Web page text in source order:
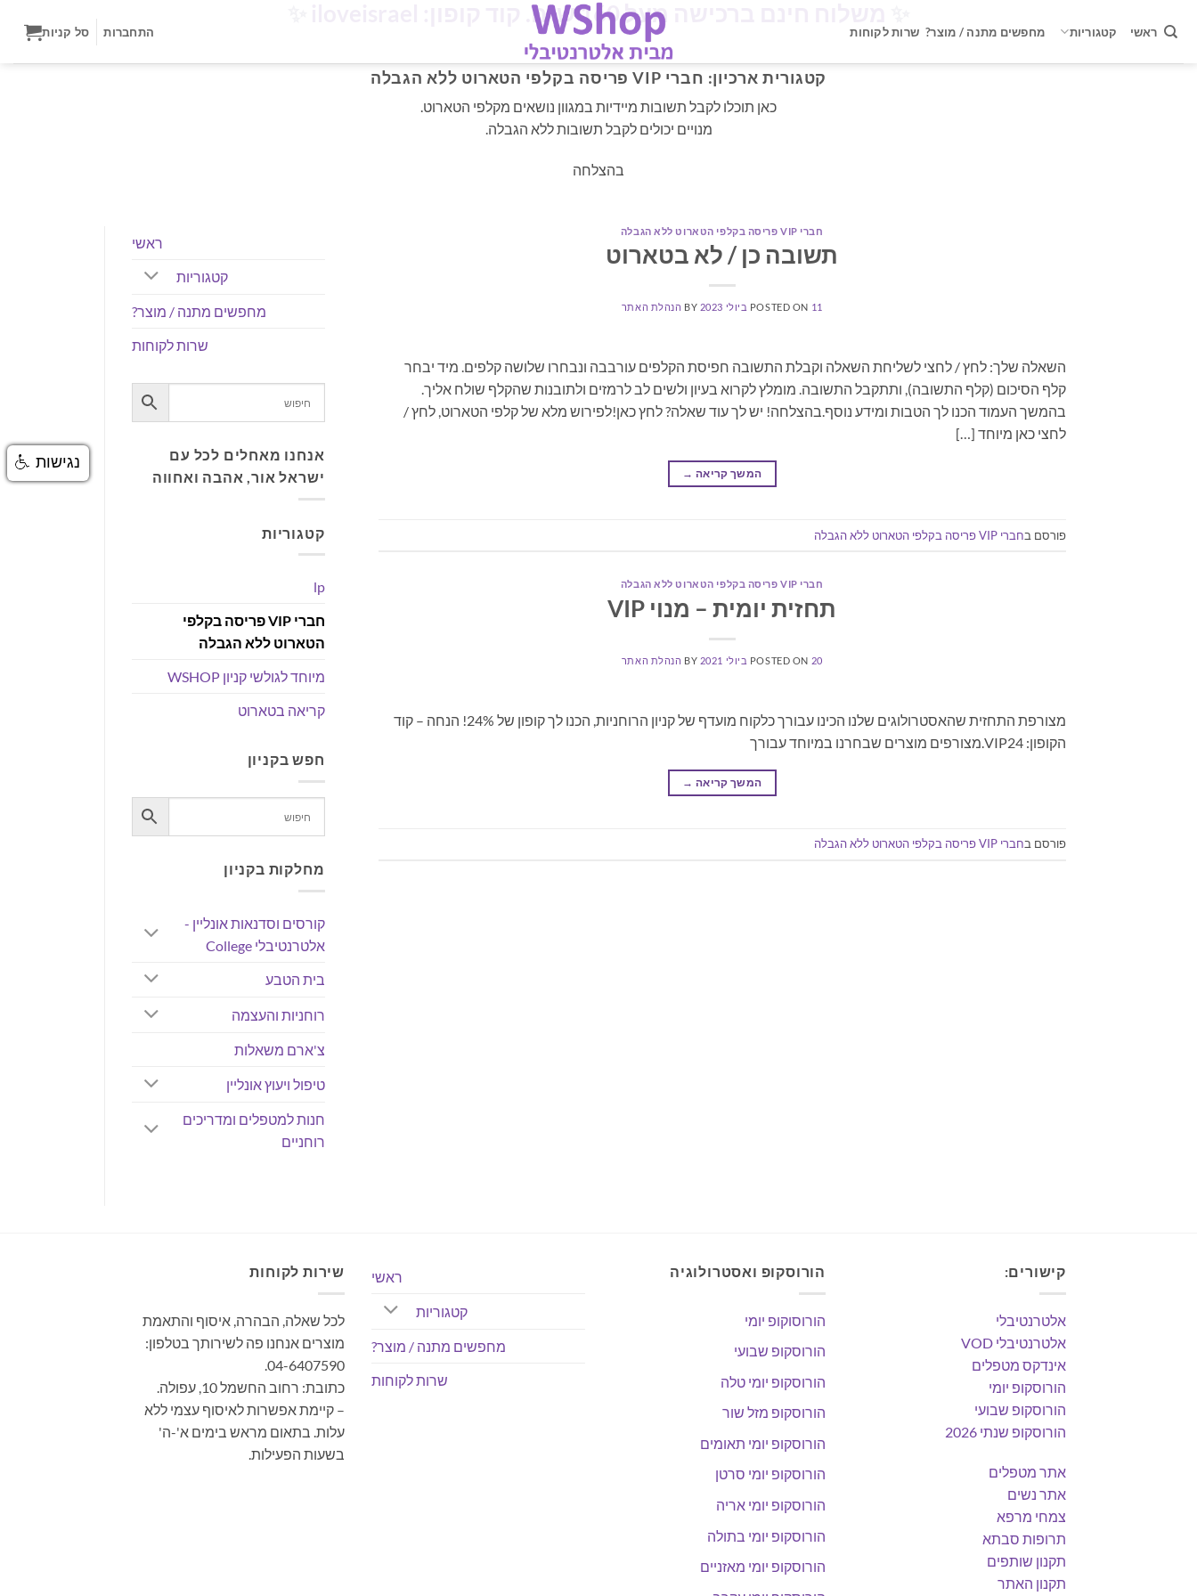
ראשי קטגוריות מחפשים מתנה / מוצר? שרות לקוחות התחברות סל קניות
משלוח חינם ברכישה מעל 160 ש"ח. קוד קופון: iloveisrael
קטגורית ארכיון: חברי VIP פריסה בקלפי הטארוט ללא הגבלה
כאן תוכלו לקבל תשובות מיידיות במגוון נושאים מקלפי הטארוט.
מנויים יכולים לקבל תשובות ללא הגבלה.
בהצלחה
חברי VIP פריסה בקלפי הטארוט ללא הגבלה
תשובה כן / לא בטארוט
POSTED ON 11 ביולי 2023 BY הנהלת האתר
השאלה שלך: לחץ / לחצי לשליחת השאלה וקבלת התשובה חפיסת הקלפים עורבבה ונבחרו שלושה קלפים. מיד יבחר
קלף הסיכום (קלף התשובה), ותתקבל התשובה. מומלץ לקרוא בעיון ולשים לב לרמזים ולתובנות שהקלף שולח אליך.
בהמשך העמוד הכנו לך הטבות ומידע נוסף.בהצלחה! יש לך עוד שאלה? לחץ כאן!לפירוש מלא של קלפי הטארוט, לחץ /
לחצי כאן מיוחד […]
המשך קריאה →
פורסם בחברי VIP פריסה בקלפי הטארוט ללא הגבלה
חברי VIP פריסה בקלפי הטארוט ללא הגבלה
תחזית יומית – מנוי VIP
POSTED ON 20 ביולי 2021 BY הנהלת האתר
מצורפת התחזית שהאסטרולוגים שלנו הכינו עבורך כלקוח מועדף של קניון הרוחניות, הכנו לך קופון של 24%! הנחה – קוד
הקופון: VIP24.מצורפים מוצרים שבחרנו במיוחד עבורך
המשך קריאה →
פורסם בחברי VIP פריסה בקלפי הטארוט ללא הגבלה
ראשי
קטגוריות
מחפשים מתנה / מוצר?
שרות לקוחות
אנחנו מאחלים לכל עם
ישראל אור, אהבה ואחווה
קטגוריות
lp
חברי VIP פריסה בקלפי
הטארוט ללא הגבלה
מיוחד לגולשי קניון WSHOP
קריאה בטארוט
חפש בקניון
מחלקות בקניון
קורסים וסדנאות אונליין -
אלטרנטיבלי College
בית הטבע
רוחניות והעצמה
צ'ארם משאלות
טיפול ויעוץ אונליין
חנות למטפלים ומדריכים
רוחניים
קישורים:
אלטרנטיבלי
אלטרנטיבלי VOD
אינדקס מטפלים
הורוסקופ יומי
הורוסקופ שבועי
הורוסקופ שנתי 2026
אתר מטפלים
אתר נשים
צמחי מרפא
תרופות סבתא
תקנון שותפים
תקנון האתר
הורוסקופ ואסטרולוגיה
הורוסוקופ יומי
הורוסקופ שבועי
הורוסקופ יומי טלה
הורוסקופ מזל שור
הורוסקופ יומי תאומים
הורוסקופ יומי סרטן
הורוסקופ יומי אריה
הורוסקופ יומי בתולה
הורוסקופ יומי מאזניים
ראשי
קטגוריות
מחפשים מתנה / מוצר?
שרות לקוחות
שירות לקוחות
לכל שאלה, הבהרה, איסוף והתאמת
מוצרים אנחנו פה לשירותך בטלפון:
04-6407590.
כתובת: רחוב החשמל 10, עפולה.
– קיימת אפשרות לאיסוף עצמי ללא
עלות. בתאום מראש בימים א'-ה'
בשעות הפעילות.
נגישות